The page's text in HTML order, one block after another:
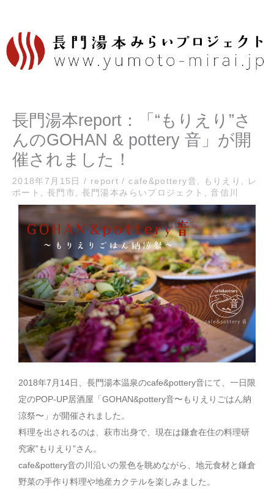
容
を
長門湯本report：「“もりえり”さ
んのGOHAN & pottery 音」が開
催されました！
2018年7月15日/ report /cafe&pottery音 もりえり
レ
ポート
長門市 長門湯本みらいプロジェクト ,音信川
2018年7月14日、長門湯本温泉のcafe&pottery音にて、一日限
定のPOP-UP居酒屋「GOHAN&pottery音〜もりえりごはん納
涼祭〜」が開催されました。
料理を出されるのは、萩市出身で、現在は鎌倉在住の料理研
究家”もりえり”さん。
cafe&pottery音の川沿いの景色を眺めながら、地元食材と鎌倉
野菜の手作り料理や地産カクテルを楽しみました。